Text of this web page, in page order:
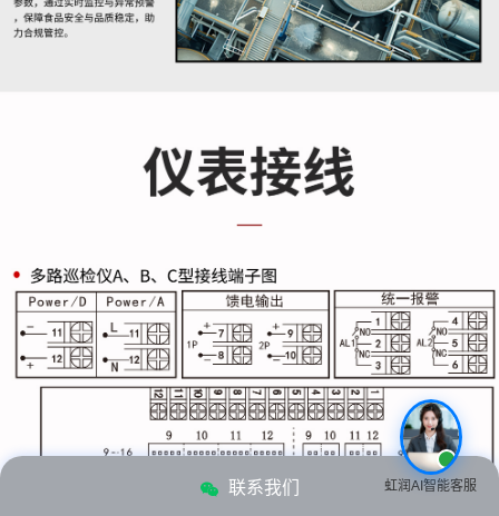
联系我们 虹润AI智能客服